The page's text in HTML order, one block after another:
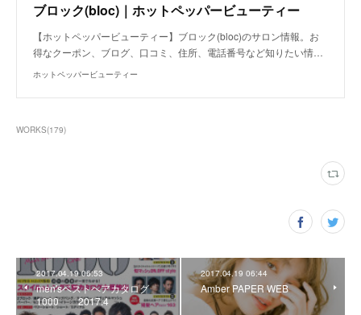
ブロック(bloc)｜ホットペッパービューティー
【ホットペッパービューティー】ブロック(bloc)のサロン情報。お
得なクーポン、ブログ、口コミ、住所、電話番号など知りたい情…
ホットペッパービューティー
WORKS(179)
2017.04.19 06:53
men'sベストヘアカタログ
1000 2017.4
2017.04.19 06:44
Amber PAPER WEB